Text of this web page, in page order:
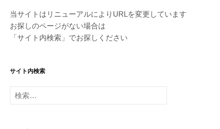
当サイトはリニューアルによりURLを変更しています
お探しのページがない場合は
「サイト内検索」でお探しください
サイト内検索
検
索: